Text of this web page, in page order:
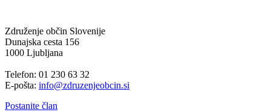
Združenje občin Slovenije
Dunajska cesta 156
1000 Ljubljana
Telefon: 01 230 63 32
E-pošta: info@zdruzenjeobcin.si
Postanite član